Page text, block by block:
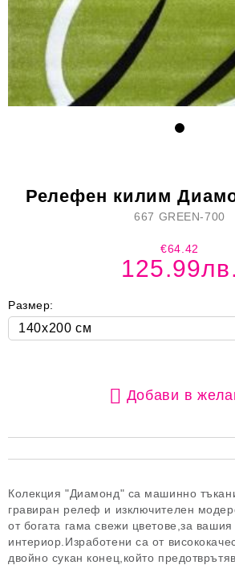
Колекция "Диамонд" са машинно
гравиран релеф и изключителен
от богата гама свежи цветове,за вашия
интериор.Изработени са от
двойно сукан конец,който
Релефен килим
667 GREEN-700
€64.42
125.99лв.
Размер:
Добави в